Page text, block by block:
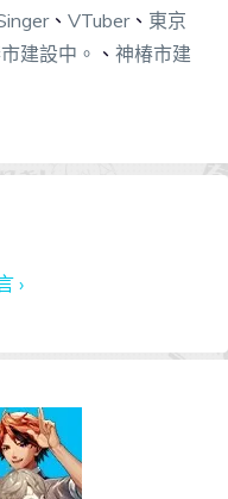
、 VTuber、 東京
建設中。 、 神椿市建
›